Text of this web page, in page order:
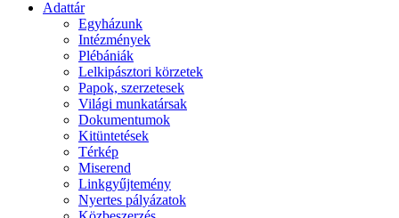
Adattár
Egyházunk
Intézmények
Plébániák
Lelkipásztori körzetek
Papok, szerzetesek
Világi munkatársak
Dokumentumok
Kitüntetések
Térkép
Miserend
Linkgyűjtemény
Nyertes pályázatok